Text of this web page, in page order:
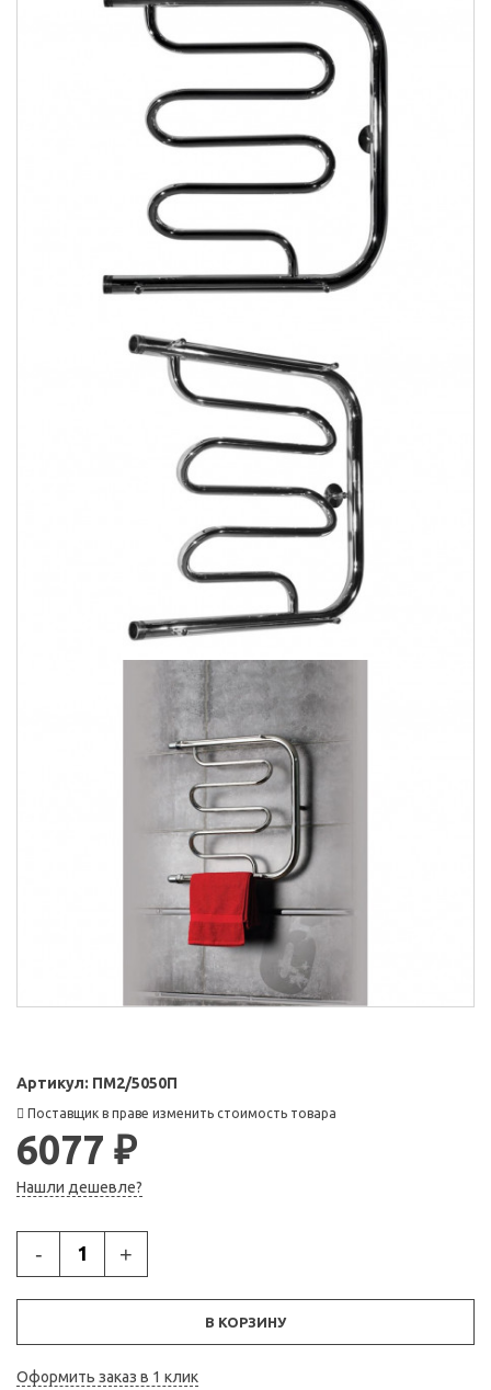
Артикул: ПМ2/5050П
Поставщик в праве изменить стоимость товара
6077 ₽
Нашли дешевле?
- +
В КОРЗИНУ
Оформить заказ в 1 клик